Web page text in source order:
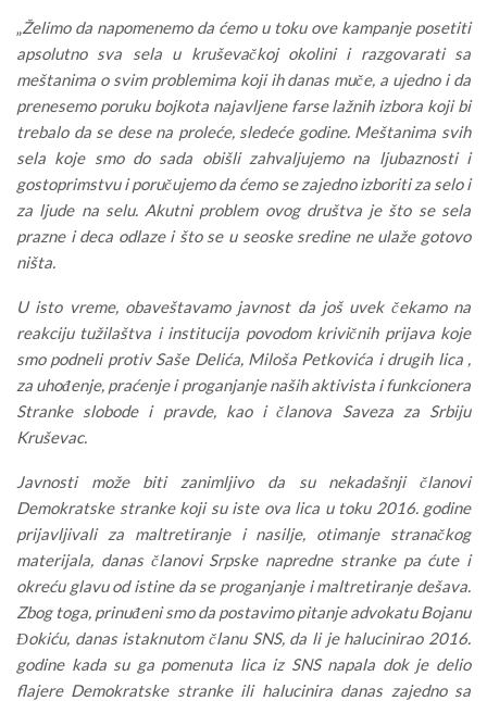
„Želimo da napomenemo da ćemo u toku ove kampanje posetiti
apsolutno sva sela u kruševačkoj okolini i razgovarati sa
meštanima o svim problemima koji ih danas muče, a ujedno i da
prenesemo poruku bojkota najavljene farse lažnih izbora koji bi
trebalo da se dese na proleće, sledeće godine. Meštanima svih
sela koje smo do sada obišli zahvaljujemo na ljubaznosti i
gostoprimstvu i poručujemo da ćemo se zajedno izboriti za selo i
za ljude na selu. Akutni problem ovog društva je što se sela
prazne i deca odlaze i što se u seoske sredine ne ulaže gotovo
ništa.
U isto vreme, obaveštavamo javnost da još uvek čekamo na
reakciju tužilaštva i institucija povodom krivičnih prijava koje
smo podneli protiv Saše Delića, Miloša Petkovića i drugih lica ,
za uhođenje, praćenje i proganjanje naših aktivista i funkcionera
Stranke slobode i pravde, kao i članova Saveza za Srbiju
Kruševac.
Javnosti može biti zanimljivo da su nekadašnji članovi
Demokratske stranke koji su iste ova lica u toku 2016. godine
prijavljivali za maltretiranje i nasilje, otimanje stranačkog
materijala, danas članovi Srpske napredne stranke pa ćute i
okreću glavu od istine da se proganjanje i maltretiranje dešava.
Zbog toga, prinuđeni smo da postavimo pitanje advokatu Bojanu
Đokiću, danas istaknutom članu SNS, da li je halucinirao 2016.
godine kada su ga pomenuta lica iz SNS napala dok je delio
flajere Demokratske stranke ili halucinira danas zajedno sa